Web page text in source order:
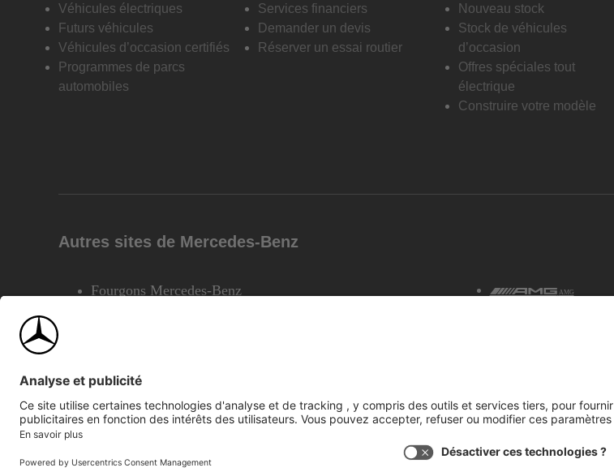
Véhicules électriques
Futurs véhicules
Véhicules d’occasion certifiés
Programmes de parcs
automobiles
Services financiers
Demander un devis
Réserver un essai routier
Nouveau stock
Stock de véhicules
d’occasion
Offres spéciales tout
électrique
Construire votre modèle
Autres sites de Mercedes-Benz
Fourgons Mercedes-Benz AMG
©2026 Mercedes-Benz Canada Inc.